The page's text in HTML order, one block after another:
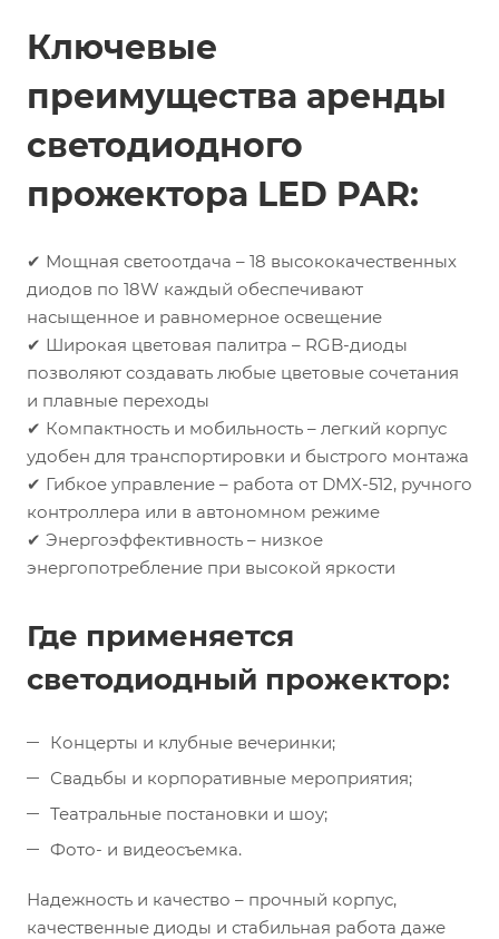
Ключевые
преимущества аренды
светодиодного
прожектора LED PAR:
✔ Мощная светоотдача – 18 высококачественных
диодов по 18W каждый обеспечивают
насыщенное и равномерное освещение
✔ Широкая цветовая палитра – RGB-диоды
позволяют создавать любые цветовые сочетания
и плавные переходы
✔ Компактность и мобильность – легкий корпус
удобен для транспортировки и быстрого монтажа
✔ Гибкое управление – работа от DMX-512, ручного
контроллера или в автономном режиме
✔ Энергоэффективность – низкое
энергопотребление при высокой яркости
Где применяется
светодиодный прожектор:
Концерты и клубные вечеринки;
Свадьбы и корпоративные мероприятия;
Театральные постановки и шоу;
Фото- и видеосъемка.
Надежность и качество – прочный корпус,
качественные диоды и стабильная работа даже